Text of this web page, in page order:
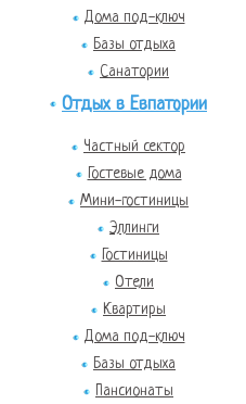
Дома под-ключ
Базы отдыха
Санатории
Отдых в Евпатории
Частный сектор
Гостевые дома
Мини-гостиницы
Эллинги
Гостиницы
Отели
Квартиры
Дома под-ключ
Базы отдыха
Пансионаты